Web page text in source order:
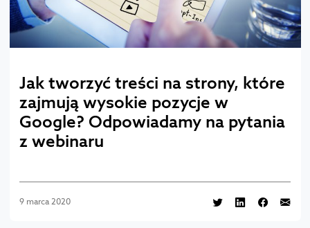
Jak tworzyć treści na strony, które
zajmują wysokie pozycje w
Google? Odpowiadamy na pytania
z webinaru
9 marca 2020